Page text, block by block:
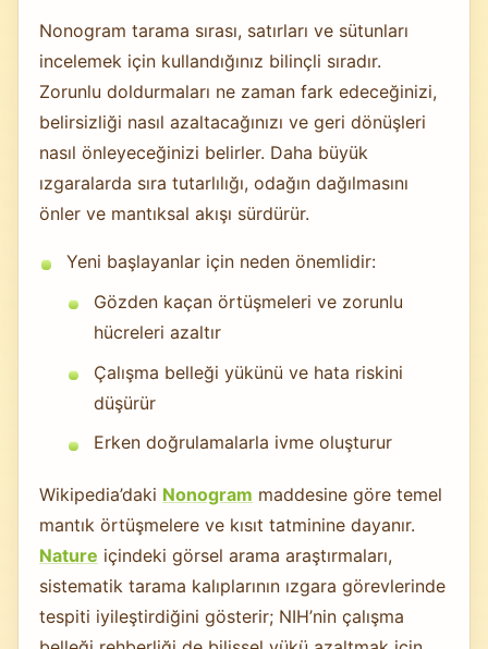
Nonogram tarama sırası, satırları ve sütunları
incelemek için kullandığınız bilinçli sıradır.
Zorunlu doldurmaları ne zaman fark edeceğinizi,
belirsizliği nasıl azaltacağınızı ve geri dönüşleri
nasıl önleyeceğinizi belirler. Daha büyük
ızgaralarda sıra tutarlılığı, odağın dağılmasını
önler ve mantıksal akışı sürdürür.
Yeni başlayanlar için neden önemlidir:
Gözden kaçan örtüşmeleri ve zorunlu
hücreleri azaltır
Çalışma belleği yükünü ve hata riskini
düşürür
Erken doğrulamalarla ivme oluşturur
Wikipedia’daki Nonogram maddesine göre temel
mantık örtüşmelere ve kısıt tatminine dayanır.
Nature içindeki görsel arama araştırmaları,
sistematik tarama kalıplarının ızgara görevlerinde
tespiti iyileştirdiğini gösterir; NIH’nin çalışma